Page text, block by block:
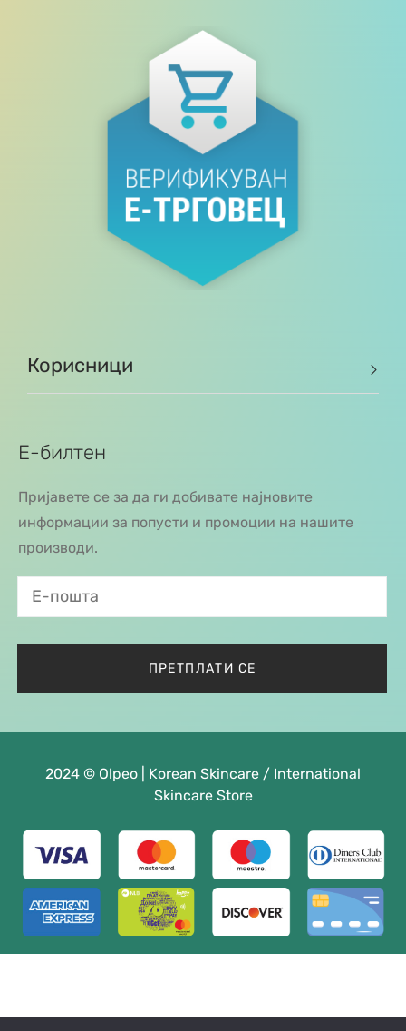
Корисници
Е-билтен
Пријавете се за да ги добивате најновите
информации за попусти и промоции на нашите
производи.
2024 © Olpeo | Korean Skincare / International
Skincare Store